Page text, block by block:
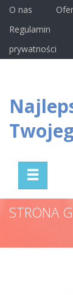
O nas
Regulamin
prywatności
STRONA